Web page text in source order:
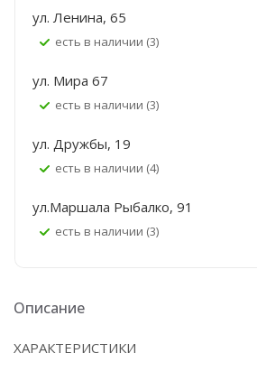
ул. Ленина, 65
Есть в наличии (3)
ул. Мира 67
Есть в наличии (3)
ул. Дружбы, 19
Есть в наличии (4)
ул.Маршала Рыбалко, 91
Есть в наличии (3)
Описание
ХАРАКТЕРИСТИКИ